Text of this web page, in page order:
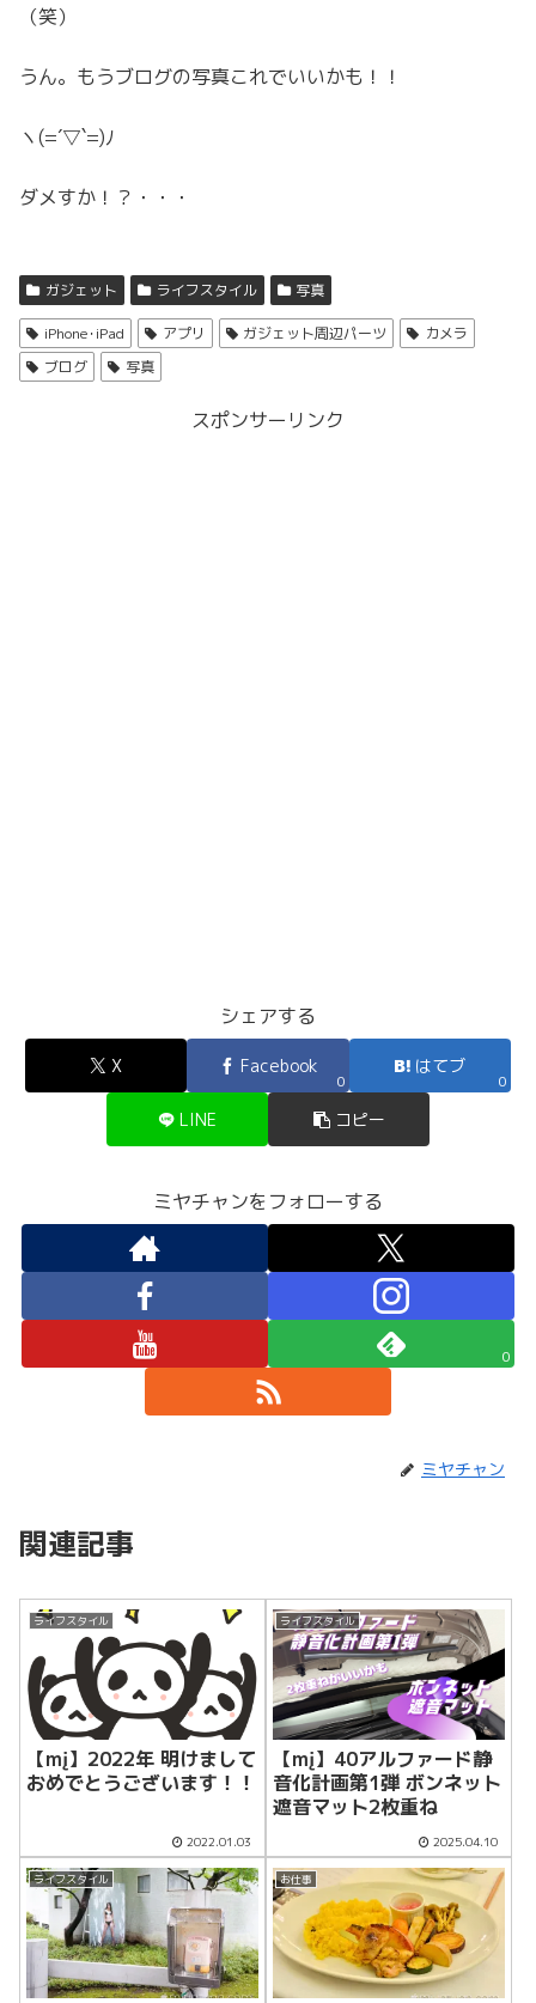
（笑）
うん。もうブログの写真これでいいかも！！
ヽ(=´▽`=)ﾉ
ダメすか！？・・・
ガジェット ライフスタイル 写真
iPhone･iPad アプリ ガジェット周辺パーツ
カメラ
ブログ
写真
スポンサーリンク
シェアする
X Facebook
0
はてブ
0
LINE コピー
ミヤチャンをフォローする
0
ミヤチャン
関連記事
ライフスタイル
【mį】2022年 明けまして
おめでとうございます！！
2022.01.03
ライフスタイル
【mį】40アルファード静
音化計画第1弾 ボンネット
遮音マット2枚重ね
2025.04.10
ライフスタイル お仕事